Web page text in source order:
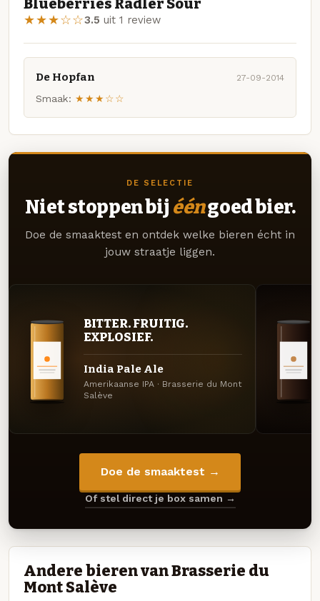
Blueberries Radler Sour
★★★☆☆3.5 uit 1 review
De Hopfan 27-09-2014
Smaak: ★★★☆☆
DE SELECTIE
Niet stoppen bij ééngoed bier.
Doe de smaaktest en ontdek welke bieren écht in
jouw straatje liggen.
BITTER. FRUITIG.
EXPLOSIEF.
India Pale Ale
Amerikaanse IPA · Brasserie du Mont
Salève
Doe de smaaktest →
Of stel direct je box samen →
Andere bieren van Brasserie du
Mont Salève